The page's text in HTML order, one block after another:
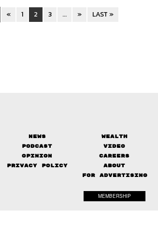
« 1 2 3 ... » LAST »
News Wealth
Podcast
Video
Opinion
Careers
Privacy Policy
About
FOR ADVERTISING
MEMBERSHIP